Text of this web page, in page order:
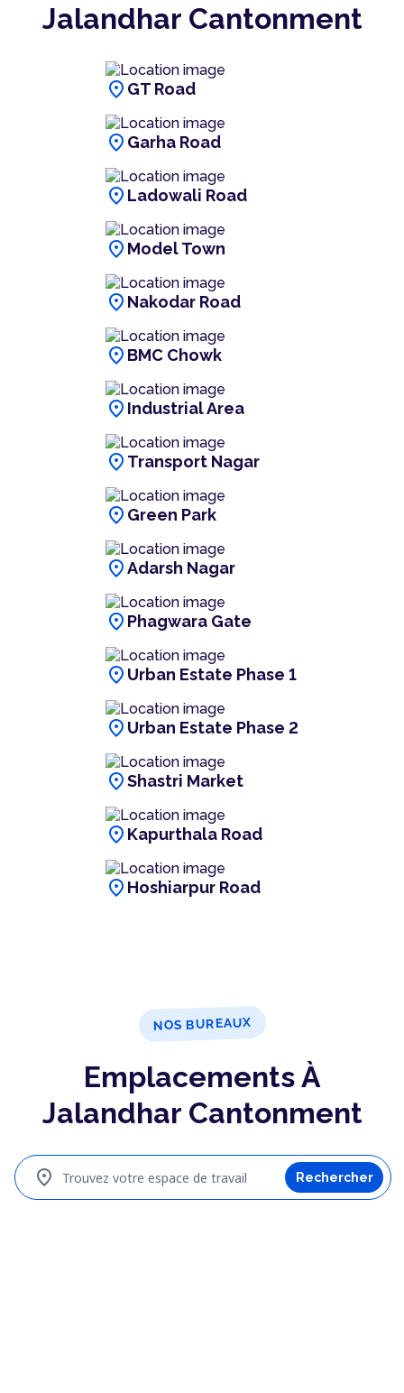
Jalandhar Cantonment
location_on GT Road
location_on Garha Road
location_on Ladowali Road
location_on Model Town
location_on Nakodar Road
location_on BMC Chowk
location_on Industrial Area
location_on Transport Nagar
location_on Green Park
location_onAdarsh Nagar
location_on Phagwara Gate
location_on Urban Estate Phase 1
location_on Urban Estate Phase 2
location_onShastri Market
location_on Kapurthala Road
location_on Hoshiarpur Road
NOS BUREAUX
Emplacements À
Jalandhar Cantonment
Trouvez votre espace de travail
location_on Rechercher